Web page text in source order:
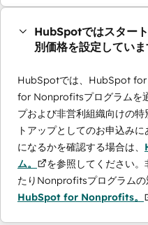
HubSpotではスター
別価格を設定していま
HubSpotでは、HubSpot
for Nonprofitsプログラムを
プおよび非営利組織向けの
トアップとしてのお申込み
になるかを確認する場合は、
ム。
を参照してください
たりNonprofitsプログラムの
HubSpot for Nonprofits。